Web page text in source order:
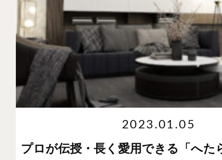
2023.01.05
プロが伝授・長く愛用できる「へた